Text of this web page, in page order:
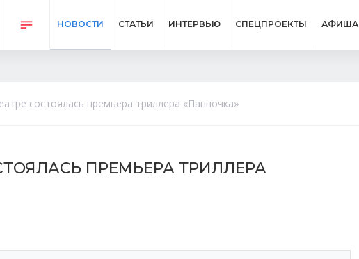
НОВОСТИ СТАТЬИ ИНТЕРВЬЮ СПЕЦПРОЕКТЫ АФИША
состоялась премьера триллера «Панночка»
ПРЕМЬЕРА ТРИЛЛЕРА